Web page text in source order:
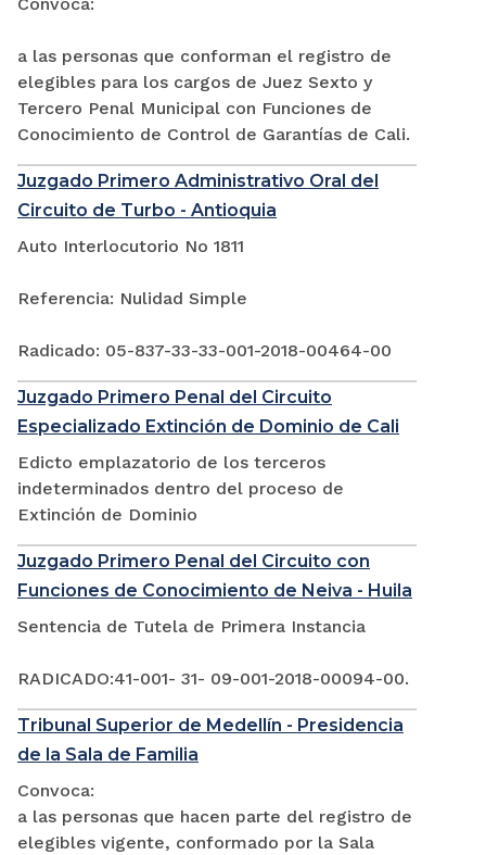
a las personas que conforman el registro de
elegibles para los cargos de Juez Sexto y
Tercero Penal Municipal con Funciones de
Conocimiento de Control de Garantías de Cali.
Juzgado Primero Administrativo Oral del
Circuito de Turbo - Antioquia
Auto Interlocutorio No 1811
Referencia: Nulidad Simple
Radicado: 05-837-33-33-001-2018-00464-00
Juzgado Primero Penal del Circuito
Especializado Extinción de Dominio de Cali
Edicto emplazatorio de los terceros
indeterminados dentro del proceso de
Extinción de Dominio
Juzgado Primero Penal del Circuito con
Funciones de Conocimiento de Neiva - Huila
Sentencia de Tutela de Primera Instancia
RADICADO:41-001- 31- 09-001-2018-00094-00.
Tribunal Superior de Medellín - Presidencia
de la Sala de Familia
Convoca:
a las personas que hacen parte del registro de
elegibles vigente, conformado por la Sala